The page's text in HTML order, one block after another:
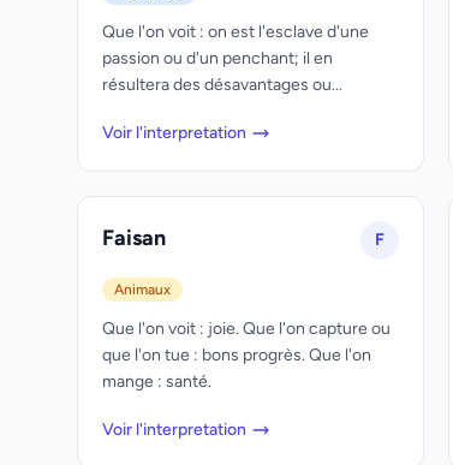
Que l'on voit : on est l'esclave d'une
passion ou d'un penchant; il en
résultera des désavantages ou...
Voir l'interpretation
Faisan F
Animaux
Que l'on voit : joie. Que l'on capture ou
que l'on tue : bons progrès. Que l'on
mange : santé.
Voir l'interpretation